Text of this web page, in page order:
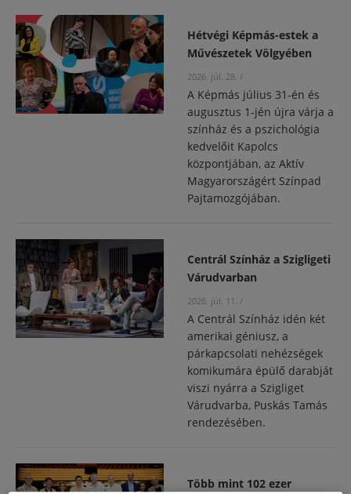
Hétvégi Képmás-estek a
Művészetek Völgyében
2026. júl. 28. /
A Képmás július 31-én és
augusztus 1-jén újra várja a
színház és a pszichológia
kedvelőit Kapolcs
központjában, az Aktív
Magyarországért Színpad
Pajtamozgójában.
Centrál Színház a Szigligeti
Várudvarban
2026. júl. 11. /
A Centrál Színház idén két
amerikai géniusz, a
párkapcsolati nehézségek
komikumára épülő darabját
viszi nyárra a Szigliget
Várudvarba, Puskás Tamás
rendezésében.
Több mint 102 ezer